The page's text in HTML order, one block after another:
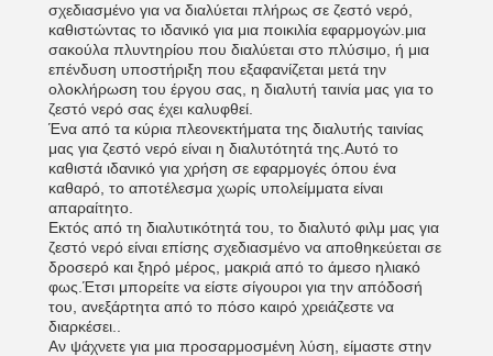
σχεδιασμένο για να διαλύεται πλήρως σε ζεστό νερό,
καθιστώντας το ιδανικό για μια ποικιλία εφαρμογών.μια
σακούλα πλυντηρίου που διαλύεται στο πλύσιμο, ή μια
επένδυση υποστήριξη που εξαφανίζεται μετά την
ολοκλήρωση του έργου σας, η διαλυτή ταινία μας για το
ζεστό νερό σας έχει καλυφθεί.
Ένα από τα κύρια πλεονεκτήματα της διαλυτής ταινίας
μας για ζεστό νερό είναι η διαλυτότητά της.Αυτό το
καθιστά ιδανικό για χρήση σε εφαρμογές όπου ένα
καθαρό, το αποτέλεσμα χωρίς υπολείμματα είναι
απαραίτητο.
Εκτός από τη διαλυτικότητά του, το διαλυτό φιλμ μας για
ζεστό νερό είναι επίσης σχεδιασμένο να αποθηκεύεται σε
δροσερό και ξηρό μέρος, μακριά από το άμεσο ηλιακό
φως.Έτσι μπορείτε να είστε σίγουροι για την απόδοσή
του, ανεξάρτητα από το πόσο καιρό χρειάζεστε να
διαρκέσει..
Αν ψάχνετε για μια προσαρμοσμένη λύση, είμαστε στην